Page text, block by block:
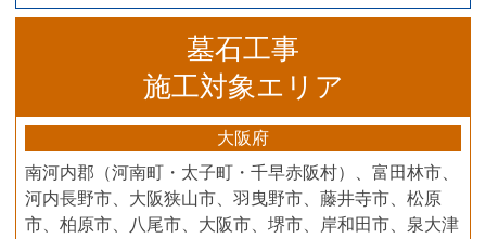
墓石工事
施工対象エリア
大阪府
南河内郡（河南町・太子町・千早赤阪村）、富田林市、
河内長野市、大阪狭山市、羽曳野市、藤井寺市、松原
市、柏原市、八尾市、大阪市、堺市、岸和田市、泉大津